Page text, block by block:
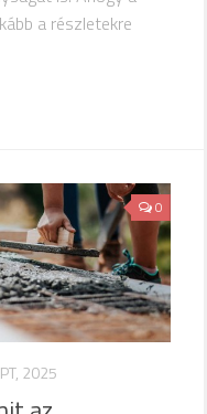
a részletekre
0
2025